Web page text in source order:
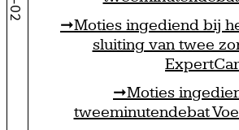
Moties ingediend bij
sluiting van twee
Moties
tweeminutendebat